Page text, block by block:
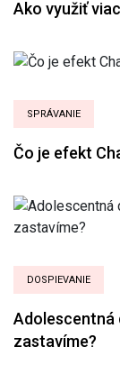
Ako využiť
SPRÁVANIE
Čo je efekt
DOSPIEVANIE
Adolescentná
zastavíme?